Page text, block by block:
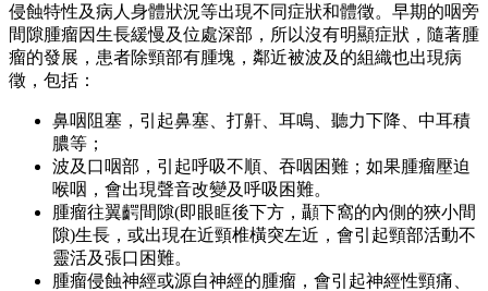
侵蝕特性及病人身體狀況等出現不同症狀和體徵。早期的咽旁
間隙腫瘤因生長緩慢及位處深部，所以沒有明顯症狀，隨著腫
瘤的發展，患者除頸部有腫塊，鄰近被波及的組織也出現病
徵，包括：
鼻咽阻塞，引起鼻塞、打鼾、耳鳴、聽力下降、中耳積
膿等；
波及口咽部，引起呼吸不順、吞咽困難；如果腫瘤壓迫
喉咽，會出現聲音改變及呼吸困難。
腫瘤往翼齶間隙(即眼眶後下方，顳下窩的內側的狹小間
隙)生長，或出現在近頸椎橫突左近，會引起頸部活動不
靈活及張口困難。
腫瘤侵蝕神經或源自神經的腫瘤，會引起神經性頸痛、